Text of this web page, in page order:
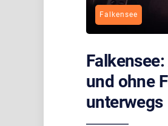
Falkensee
und ohne
unterwegs